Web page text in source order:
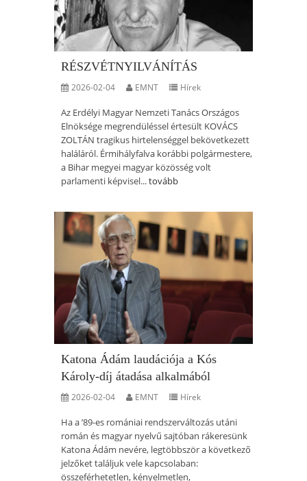
RÉSZVÉTNYILVÁNÍTÁS
2026-02-04 EMNT Hírek
Az Erdélyi Magyar Nemzeti Tanács Országos
Elnöksége megrendüléssel értesült KOVÁCS
ZOLTÁN tragikus hirtelenséggel bekövetkezett
haláláról. Érmihályfalva korábbi polgármestere,
a Bihar megyei magyar közösség volt
parlamenti képvisel...tovább
Katona Ádám laudációja a Kós
Károly-díj átadása alkalmából
2026-02-04 EMNT Hírek
Ha a ’89-es romániai rendszerváltozás utáni
román és magyar nyelvű sajtóban rákeresünk
Katona Ádám nevére, legtöbbször a következő
jelzőket találjuk vele kapcsolaban:
összeférhetetlen, kényelmetlen,